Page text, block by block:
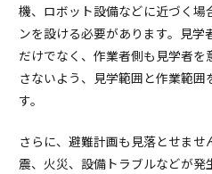
機、ロボット設備などに近づく場
ンを設ける必要があります。見
だけでなく、作業者側も見学者を
さないよう、見学範囲と作業範
す。
さらに、避難計画も見落とせま
震、火災、設備トラブルなどが